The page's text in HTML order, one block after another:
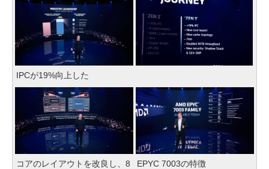
IPCが19%向上した
コアのレイアウトを改良し、8
EPYC 7003の特徴